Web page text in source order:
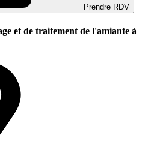
Prendre RDV
et de traitement de l'amiante à